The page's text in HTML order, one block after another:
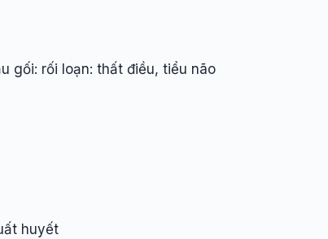
gối: rối loạn: thất điều, tiểu não
huyết